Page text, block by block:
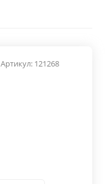
Артикул: 121268